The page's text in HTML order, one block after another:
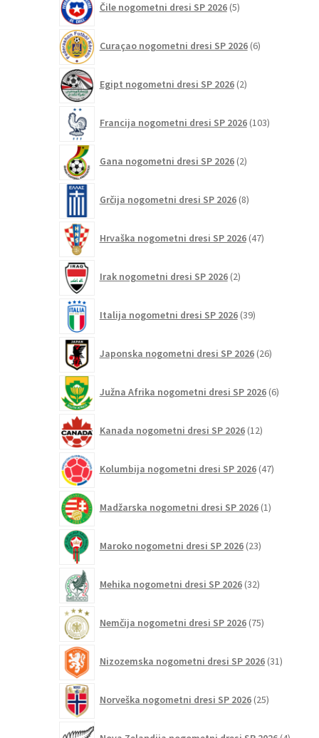
Čile nogometni dresi SP 2026 5izdelkov
Curaçao nogometni dresi SP 2026 6izdelkov
Egipt nogometni dresi SP 2026 2izdelka
Francija nogometni dresi SP 2026 103izdelki
Gana nogometni dresi SP 2026 2izdelka
Grčija nogometni dresi SP 2026 8izdelkov
Hrvaška nogometni dresi SP 2026 47izdelkov
Irak nogometni dresi SP 2026 2izdelka
Italija nogometni dresi SP 2026 39izdelkov
Japonska nogometni dresi SP 2026 26izdelkov
Južna Afrika nogometni dresi SP 2026 6izdelkov
Kanada nogometni dresi SP 2026 12izdelkov
Kolumbija nogometni dresi SP 2026 47izdelkov
Madžarska nogometni dresi SP 2026 1izdelek
Maroko nogometni dresi SP 2026 23izdelkov
Mehika nogometni dresi SP 2026 32izdelkov
Nemčija nogometni dresi SP 2026 75izdelkov
Nizozemska nogometni dresi SP 2026 31izdelkov
Norveška nogometni dresi SP 2026 25izdelkov